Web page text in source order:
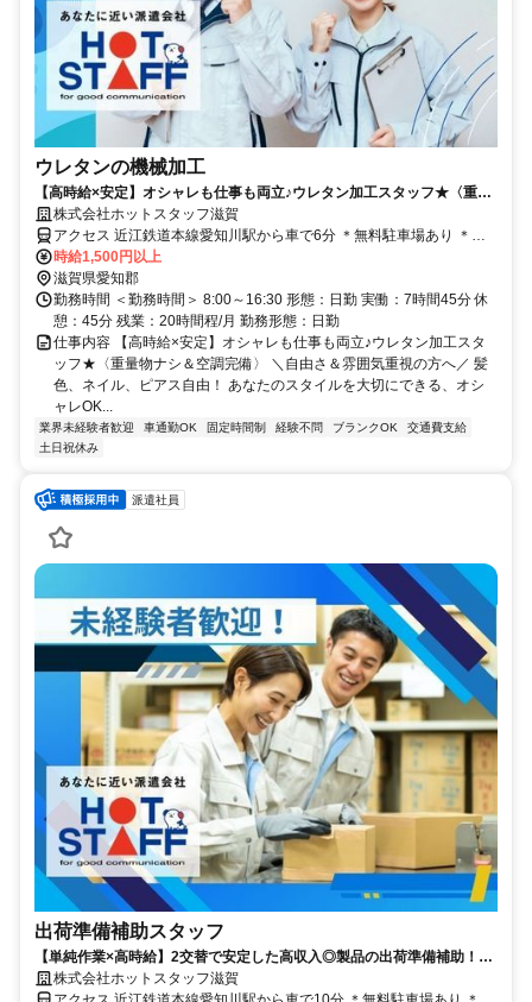
ウレタンの機械加工
【高時給×安定】オシャレも仕事も両立♪ウレタン加工スタッフ★〈重量
物ナシ＆空調完備〉
株式会社ホットスタッフ滋賀
アクセス 近江鉄道本線愛知川駅から車で6分 ＊無料駐車場あり ＊車
通勤OK
時給1,500円以上
滋賀県愛知郡
勤務時間 ＜勤務時間＞ 8:00～16:30 形態：日勤 実働：7時間45分 休
憩：45分 残業：20時間程/月 勤務形態：日勤
仕事内容 【高時給×安定】オシャレも仕事も両立♪ウレタン加工スタ
ッフ★〈重量物ナシ＆空調完備〉 ＼自由さ＆雰囲気重視の方へ／ 髪
色、ネイル、ピアス自由！ あなたのスタイルを大切にできる、オシ
ャレOK...
業界未経験者歓迎 車通勤OK 固定時間制 経験不問 ブランクOK
交通費支給
土日祝休み
派遣社員
出荷準備補助スタッフ
【単純作業×高時給】2交替で安定した高収入◎製品の出荷準備補助！1
人コツコツです！
株式会社ホットスタッフ滋賀